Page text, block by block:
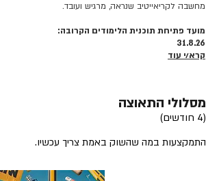
מחשבה לקריאייטיב שנראה, מרגיש ועובד.
מועד פתיחת תוכנית הלימודים הקרובה:
31.8.26
קרא/י עוד
מסלולי התאוצה
(4 חודשים)
התמקצעות במה שהשוק באמת צריך עכשיו.